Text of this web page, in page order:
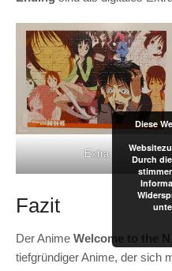
Extra
Fazit
Der Anime Welcome to the
tiefgründiger Anime, der sich
Diese
Durch